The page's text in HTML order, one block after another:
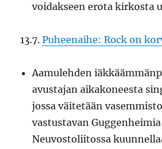
voidakseen erota kirkosta
13.7.Puheenaihe: Rock on
Aamulehden
avustajan aikakoneesta
jossa väitetään
vastustavan
Neuvostoliitossa